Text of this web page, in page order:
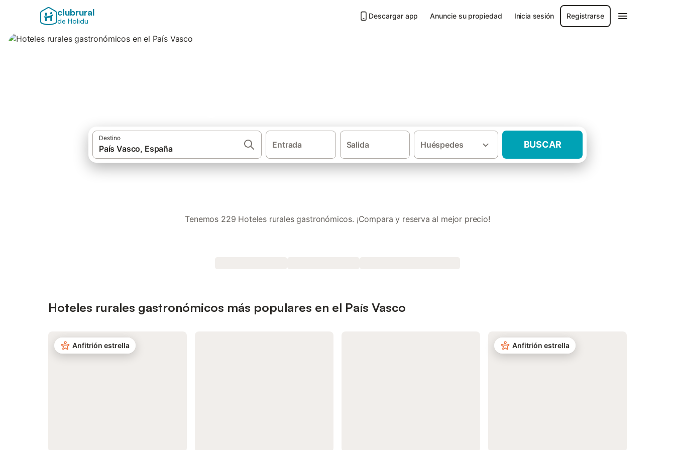
clubrural
de Holidu
Descargar app Anuncie su propiedad Inicia sesión Registrarse
Destino
Entrada Salida Huéspedes BUSCAR
Tenemos 229 Hoteles rurales gastronómicos. ¡Compara y reserva al mejor precio!
Hoteles rurales gastronómicos más populares en el País Vasco
Anfitrión estrella Anfitrión estrella